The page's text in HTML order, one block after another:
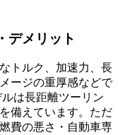
デメリット
トルク、加速力、長
ージの重厚感などで
は長距離ツーリン
備えています。ただ
費の悪さ・自動車専